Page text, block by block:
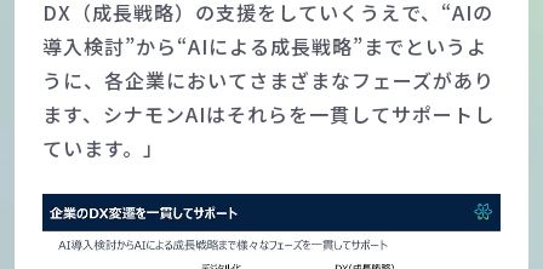
DX（成長戦略）の支援をしていくうえで、“AIの
導入検討”から“AIによる成長戦略”までというよ
うに、各企業においてさまざまなフェーズがあり
ます、シナモンAIはそれらを一貫してサポートし
ています。」